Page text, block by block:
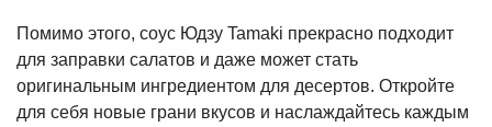
Помимо этого, соус Юдзу Tamaki прекрасно подходит
для заправки салатов и даже может стать
оригинальным ингредиентом для десертов. Откройте
для себя новые грани вкусов и наслаждайтесь каждым